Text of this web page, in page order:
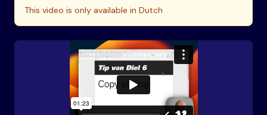
This video is only available in Dutch